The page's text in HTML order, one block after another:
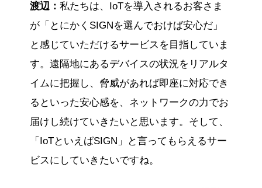
渡辺： 私たちは、IoTを導入されるお客さま
が「とにかくSIGNを選んでおけば安心だ」
と感じていただけるサービスを目指していま
す。遠隔地にあるデバイスの状況をリアルタ
イムに把握し、脅威があれば即座に対応でき
るといった安心感を、ネットワークの力でお
届けし続けていきたいと思います。そして、
「IoTといえばSIGN」と言ってもらえるサー
ビスにしていきたいですね。